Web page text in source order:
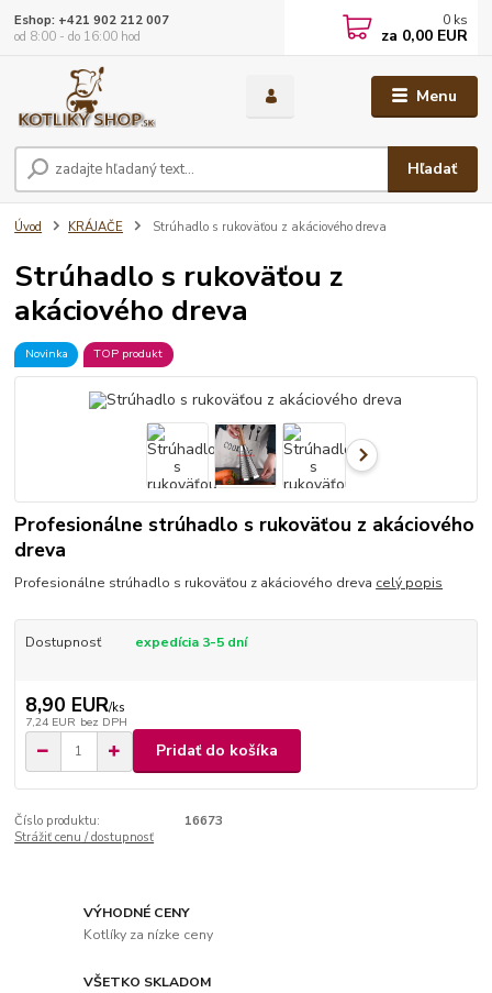
Menu
Hľadať
Eshop: +421 902 212 007
od 8:00 - do 16:00 hod
0 ks
za 0,00 EUR
Úvod KRÁJAČE Strúhadlo s rukoväťou z akáciového dreva
Strúhadlo s rukoväťou z
akáciového dreva
Novinka TOP produkt
Profesionálne strúhadlo s rukoväťou z akáciového
dreva
Profesionálne strúhadlo s rukoväťou z akáciového dreva celý popis
Dostupnosť expedícia 3-5 dní
8,90 EUR/ks
7,24 EUR bez DPH
Pridať do košíka
Číslo produktu:
16673
Strážiť cenu / dostupnosť
VÝHODNÉ CENY
Kotlíky za nízke ceny
VŠETKO SKLADOM